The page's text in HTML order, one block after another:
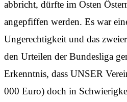
abbricht, dürfte im Osten
angepfiffen werden. Es war
Ungerechtigkeit und das
den Urteilen der Bundesliga
Erkenntnis, dass UNSER
000 Euro) doch in